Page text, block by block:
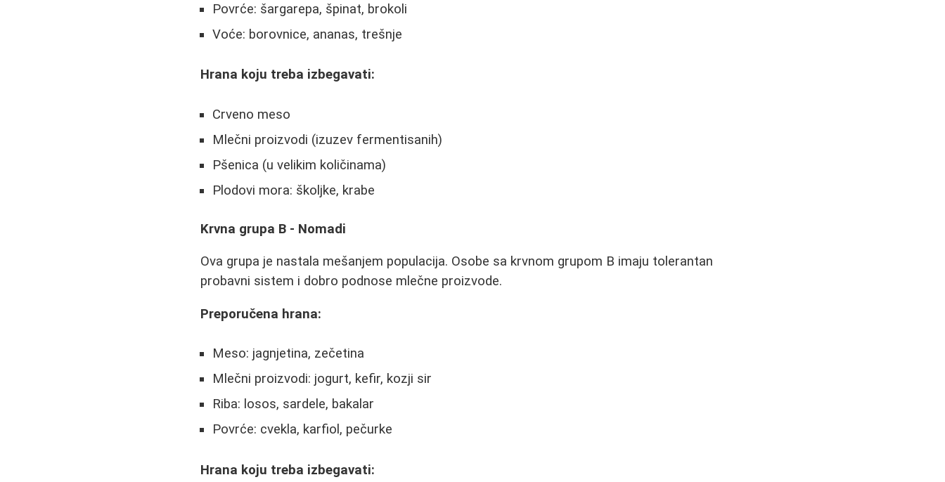
Povrće: šargarepa, špinat, brokoli
Voće: borovnice, ananas, trešnje
Hrana koju treba izbegavati:
Crveno meso
Mlečni proizvodi (izuzev fermentisanih)
Pšenica (u velikim količinama)
Plodovi mora: školjke, krabe
Krvna grupa B - Nomadi
Ova grupa je nastala mešanjem populacija. Osobe sa krvnom grupom B imaju tolerantan
probavni sistem i dobro podnose mlečne proizvode.
Preporučena hrana:
Meso: jagnjetina, zečetina
Mlečni proizvodi: jogurt, kefir, kozji sir
Riba: losos, sardele, bakalar
Povrće: cvekla, karfiol, pečurke
Hrana koju treba izbegavati: